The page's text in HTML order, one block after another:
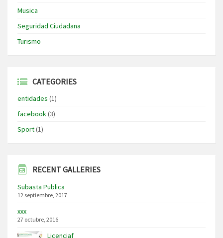
Musica
Seguridad Ciudadana
Turismo
CATEGORIES
entidades (1)
facebook(3)
Sport(1)
RECENT GALLERIES
Subasta Publica
12 septiembre, 2017
xxx
27 octubre, 2016
Licenciaf